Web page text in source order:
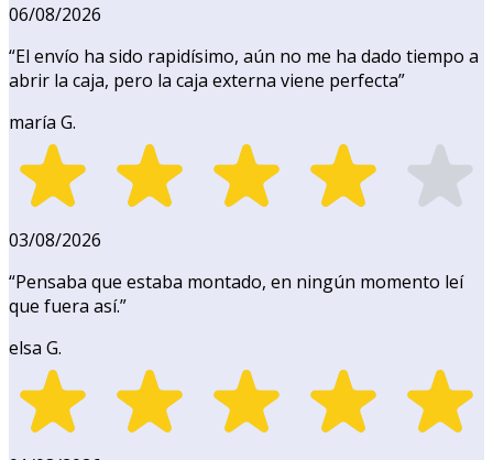
06/08/2026
“El envío ha sido rapidísimo, aún no me ha dado tiempo a
abrir la caja, pero la caja externa viene perfecta”
maría G.
03/08/2026
“Pensaba que estaba montado, en ningún momento leí
que fuera así.”
elsa G.